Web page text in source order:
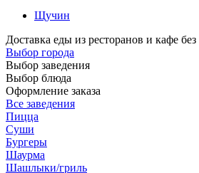
Щучин
Доставка еды из ресторанов и кафе
Выбор города
Выбор заведения
Выбор блюда
Оформление заказа
Все заведения
Пицца
Суши
Бургеры
Шаурма
Шашлыки/гриль